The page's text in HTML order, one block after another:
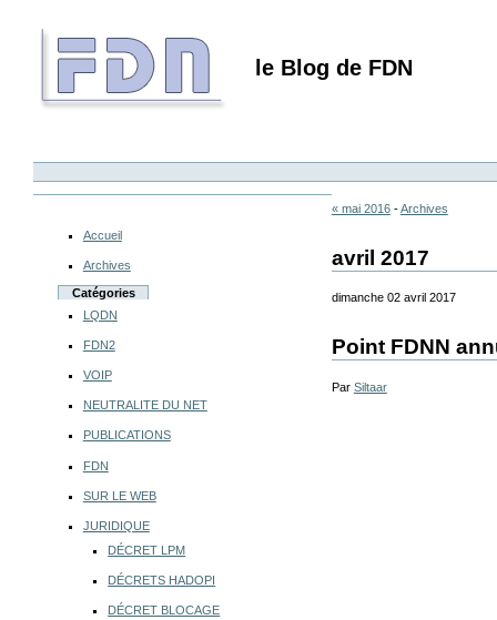
le Blog de FDN
« mai 2016-Archives
avril 2017
dimanche 02 avril 2017
Point FDNN
Par Siltaar
Accueil
Archives
Catégories
LQDN
FDN2
VOIP
NEUTRALITE DU NET
PUBLICATIONS
FDN
SUR LE WEB
JURIDIQUE
DÉCRET LPM
DÉCRETS HADOPI
DÉCRET BLOCAGE